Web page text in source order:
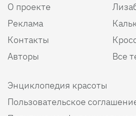
О проекте
Реклама
Контакты
Авторы
Все
Энциклопедия красоты
Пользовательское